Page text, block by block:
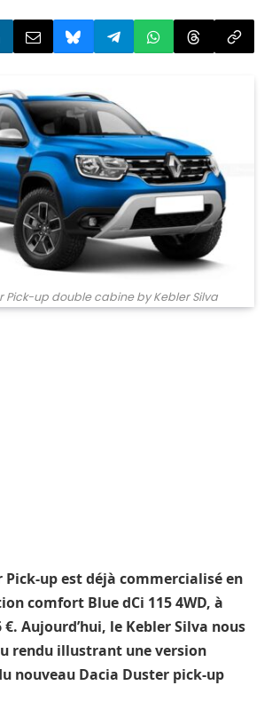
Pick-up double cabine by Kebler Silva
Pick-up est déjà commercialisé en
comfort Blue dCi 115 4WD, à
Aujourd’hui, le Kebler Silva nous
rendu illustrant une version
nouveau Dacia Duster pick-up